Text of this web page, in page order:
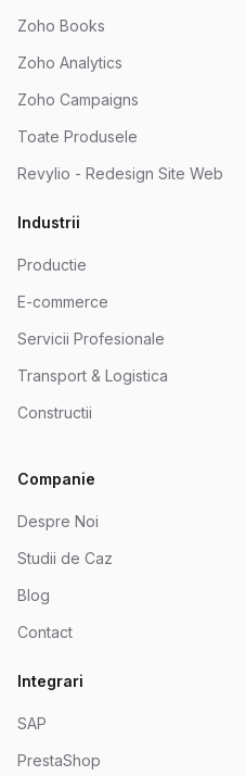
Zoho Books
Zoho Analytics
Zoho Campaigns
Toate Produsele
Revylio - Redesign Site Web
Industrii
Productie
E-commerce
Servicii Profesionale
Transport & Logistica
Constructii
Companie
Despre Noi
Studii de Caz
Blog
Contact
Integrari
SAP
PrestaShop